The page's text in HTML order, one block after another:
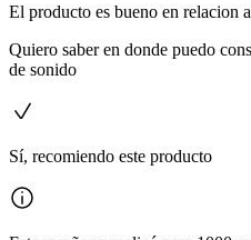
El producto es bueno en relacion
Quiero saber en donde puedo
de sonido
Sí, recomiendo este producto